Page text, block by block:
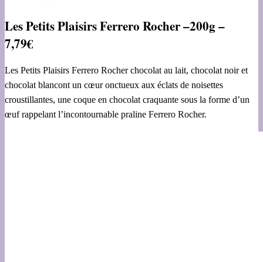
Les Petits Plaisirs Ferrero Rocher –200g –
7,79€
Les Petits Plaisirs Ferrero Rocher chocolat au lait, chocolat noir et
chocolat blancont un cœur onctueux aux éclats de noisettes
croustillantes, une coque en chocolat craquante sous la forme d’un
œuf rappelant l’incontournable praline Ferrero Rocher.